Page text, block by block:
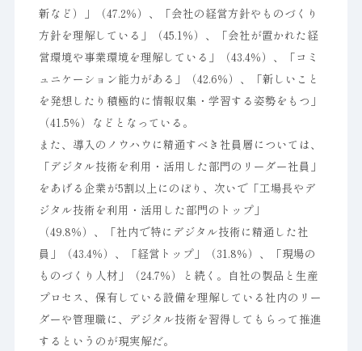
新など）」（47.2％）、「会社の経営方針やものづくり
方針を理解している」（45.1％）、「会社が置かれた経
営環境や事業環境を理解している」（43.4％）、「コミ
ュニケーション能力がある」（42.6％）、「新しいこと
を発想したり積極的に情報収集・学習する姿勢をもつ」
（41.5％）などとなっている。
また、導入のノウハウに精通すべき社員層については、
「デジタル技術を利用・活用した部門のリーダー社員」
をあげる企業が5割以上にのぼり、次いで「工場長やデ
ジタル技術を利用・活用した部門のトップ」
（49.8％）、「社内で特にデジタル技術に精通した社
員」（43.4％）、「経営トップ」（31.8％）、「現場の
ものづくり人材」（24.7％）と続く。自社の製品と生産
プロセス、保有している設備を理解している社内のリー
ダーや管理職に、デジタル技術を習得してもらって推進
するというのが現実解だ。